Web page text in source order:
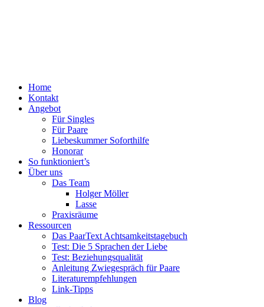
Zum
Inhalt
springen
PaarText
Coaching
Menü
Home
Kontakt
Angebot
Für Singles
Für Paare
Liebeskummer Soforthilfe
Honorar
So funktioniert’s
Über uns
Das Team
Holger Möller
Lasse
Praxisräume
Ressourcen
Das PaarText Achtsamkeitstagebuch
Test: Die 5 Sprachen der Liebe
Test: Beziehungsqualität
Anleitung Zwiegespräch für Paare
Literaturempfehlungen
Link-Tipps
Blog